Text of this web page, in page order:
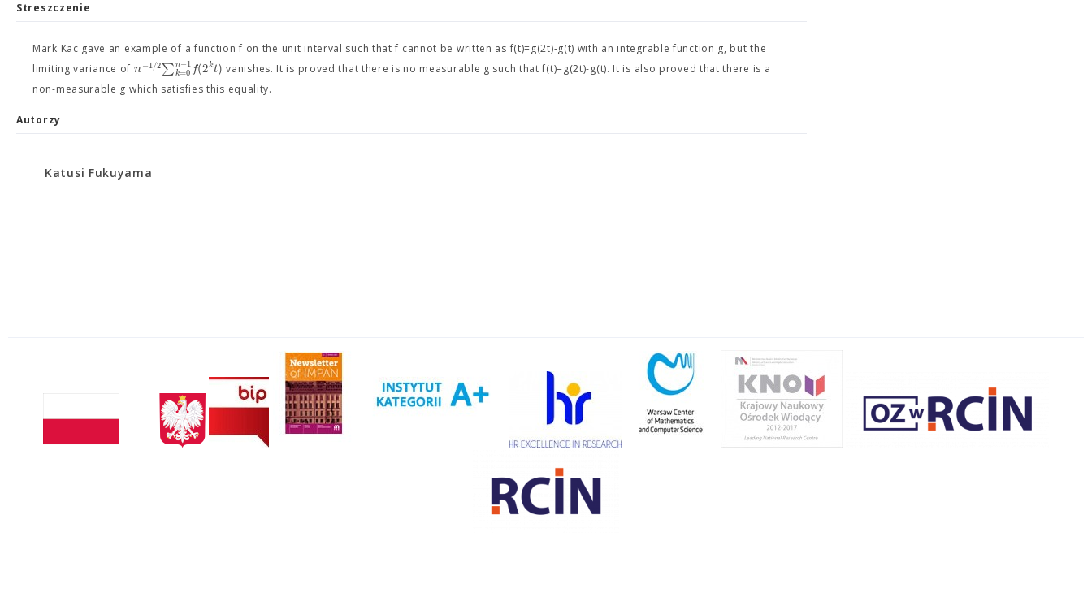
Streszczenie
Mark Kac gave an example of a function f on the unit interval such that f cannot be written as f(t)=g(2t)-g(t) with an integrable function g, but the
limiting variance of n−1/2∑n−1
k=0 f(2kt) vanishes. It is proved that there is no measurable g such that f(t)=g(2t)-g(t). It is also proved that there is a
non-measurable g which satisfies this equality.
Autorzy
Katusi Fukuyama